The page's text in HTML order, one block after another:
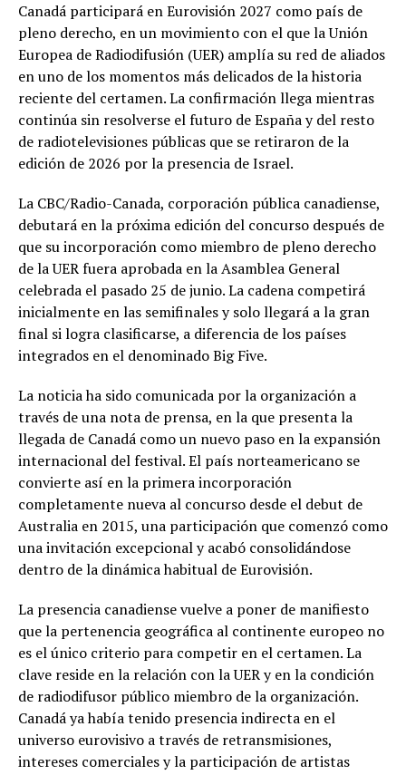
Canadá participará en Eurovisión 2027 como país de
pleno derecho, en un movimiento con el que la Unión
Europea de Radiodifusión (UER) amplía su red de aliados
en uno de los momentos más delicados de la historia
reciente del certamen. La confirmación llega mientras
continúa sin resolverse el futuro de España y del resto
de radiotelevisiones públicas que se retiraron de la
edición de 2026 por la presencia de Israel.
La CBC/Radio-Canada, corporación pública canadiense,
debutará en la próxima edición del concurso después de
que su incorporación como miembro de pleno derecho
de la UER fuera aprobada en la Asamblea General
celebrada el pasado 25 de junio. La cadena competirá
inicialmente en las semifinales y solo llegará a la gran
final si logra clasificarse, a diferencia de los países
integrados en el denominado Big Five.
La noticia ha sido comunicada por la organización a
través de una nota de prensa, en la que presenta la
llegada de Canadá como un nuevo paso en la expansión
internacional del festival. El país norteamericano se
convierte así en la primera incorporación
completamente nueva al concurso desde el debut de
Australia en 2015, una participación que comenzó como
una invitación excepcional y acabó consolidándose
dentro de la dinámica habitual de Eurovisión.
La presencia canadiense vuelve a poner de manifiesto
que la pertenencia geográfica al continente europeo no
es el único criterio para competir en el certamen. La
clave reside en la relación con la UER y en la condición
de radiodifusor público miembro de la organización.
Canadá ya había tenido presencia indirecta en el
universo eurovisivo a través de retransmisiones,
intereses comerciales y la participación de artistas